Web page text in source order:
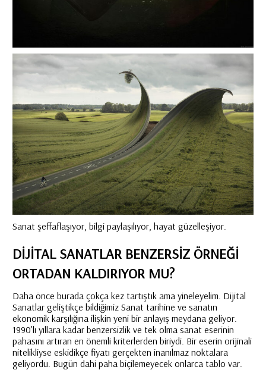
Sanat şeffaflaşıyor, bilgi paylaşılıyor, hayat güzelleşiyor.
DİJİTAL SANATLAR BENZERSİZ ÖRNEĞİ
ORTADAN KALDIRIYOR MU?
Daha önce burada çokça kez tartıştık ama yineleyelim. Dijital
Sanatlar geliştikçe bildiğimiz Sanat tarihine ve sanatın
ekonomik karşılığına ilişkin yeni bir anlayış meydana geliyor.
1990’lı yıllara kadar benzersizlik ve tek olma sanat eserinin
pahasını artıran en önemli kriterlerden biriydi. Bir eserin orijinali
nitelikliyse eskidikçe fiyatı gerçekten inanılmaz noktalara
geliyordu. Bugün dahi paha biçilemeyecek onlarca tablo var.